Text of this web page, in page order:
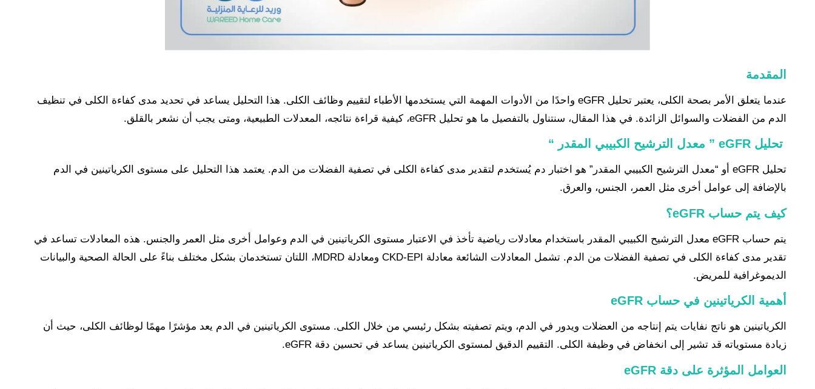
المقدمة
عندما يتعلق الأمر بصحة الكلى، يعتبر تحليل eGFR واحدًا من الأدوات المهمة التي يستخدمها الأطباء لتقييم وظائف الكلى. هذا التحليل يساعد في تحديد مدى كفاءة الكلى في تنظيف
الدم من الفضلات والسوائل الزائدة. في هذا المقال، سنتناول بالتفصيل ما هو تحليل eGFR، كيفية قراءة نتائجه، المعدلات الطبيعية، ومتى يجب أن نشعر بالقلق.
تحليل eGFR ” معدل الترشيح الكبيبي المقدر “
تحليل eGFR أو “معدل الترشيح الكبيبي المقدر” هو اختبار دم يُستخدم لتقدير مدى كفاءة الكلى في تصفية الفضلات من الدم. يعتمد هذا التحليل على مستوى الكرياتينين في الدم
بالإضافة إلى عوامل أخرى مثل العمر، الجنس، والعرق.
كيف يتم حساب eGFR؟
يتم حساب eGFR
معدل الترشيح الكبيبي المقدر باستخدام معادلات رياضية تأخذ في الاعتبار مستوى الكرياتينين في الدم وعوامل أخرى مثل العمر والجنس. هذه المعادلات تساعد في
تقدير مدى كفاءة الكلى في تصفية الفضلات من الدم. تشمل المعادلات الشائعة معادلة CKD-EPI ومعادلة MDRD، اللتان تستخدمان بشكل مختلف بناءً على الحالة الصحية والبيانات
الديموغرافية للمريض.
أهمية الكرياتينين في حساب eGFR
الكرياتينين هو ناتج نفايات يتم إنتاجه من العضلات ويدور في الدم، ويتم تصفيته بشكل رئيسي من خلال الكلى. مستوى الكرياتينين في الدم يعد مؤشرًا مهمًا لوظائف الكلى، حيث أن
زيادة مستوياته قد تشير إلى انخفاض في وظيفة الكلى. التقييم الدقيق لمستوى الكرياتينين يساعد في تحسين دقة eGFR.
العوامل المؤثرة على دقة eGFR